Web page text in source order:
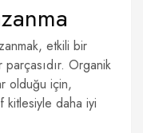
etkili bir
Organik
olduğu için,
kitlesiyle daha iyi